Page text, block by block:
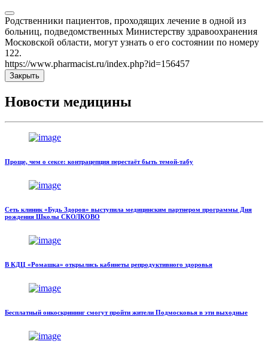
Родственники пациентов, проходящих лечение в одной из
больниц, подведомственных Министерству здравоохранения
Московской области, могут узнать о его состоянии по номеру
122.
https://www.pharmacist.ru/index.php?id=156457
Закрыть
Новости медицины
Проще, чем о сексе: контрацепция перестаёт быть темой-табу
Сеть клиник «Будь Здоров» выступила медицинским партнером программы Дня
рождения Школы СКОЛКОВО
В КДЦ «Ромашка» открылись кабинеты репродуктивного здоровья
Бесплатный онкоскрининг смогут пройти жители Подмосковья в эти выходные